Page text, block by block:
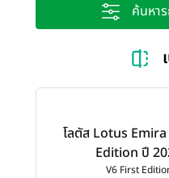
ค้นหา
โลตัส Lotus
Edition ปี
V6 First